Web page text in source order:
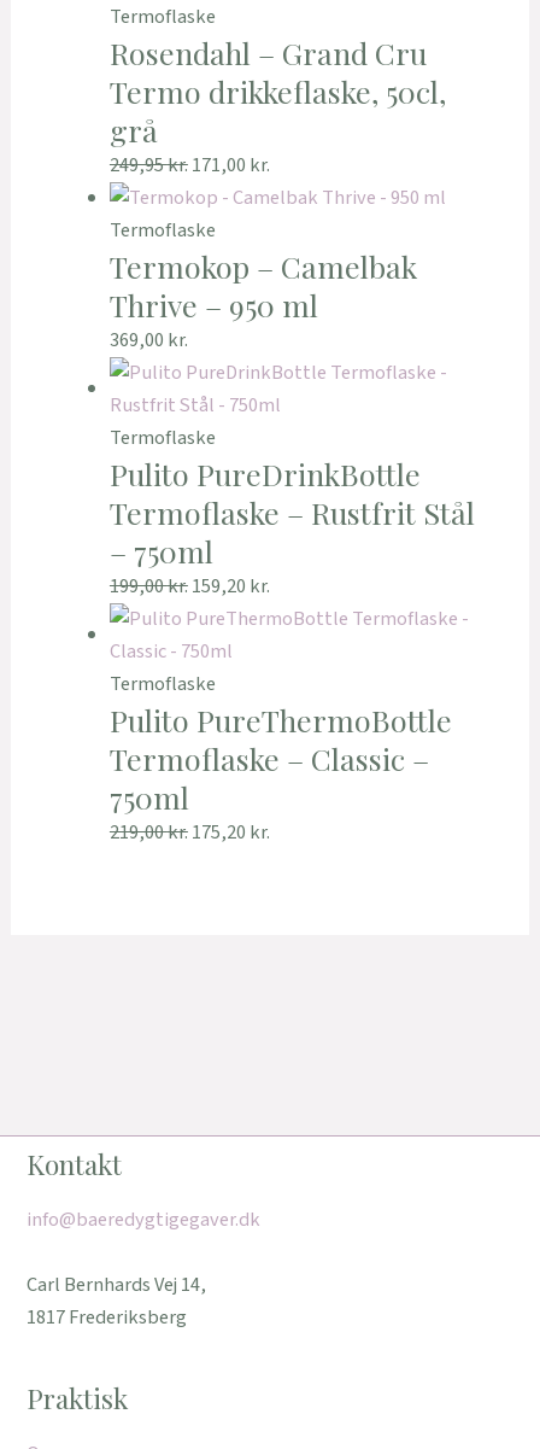
Termoflaske
Rosendahl – Grand Cru
Termo drikkeflaske, 50cl,
grå
249,95kr.171,00 kr.
Termoflaske
Termokop – Camelbak
Thrive – 950 ml
369,00 kr.
Termoflaske
Pulito PureDrinkBottle
Termoflaske – Rustfrit Stål
– 750ml
199,00kr.159,20 kr.
Termoflaske
Pulito PureThermoBottle
Termoflaske – Classic –
750ml
219,00kr.175,20 kr.
Kontakt
info@baeredygtigegaver.dk
Carl Bernhards Vej 14,
1817 Frederiksberg
Praktisk